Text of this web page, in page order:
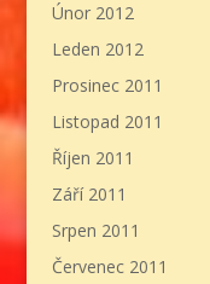
Únor 2012
Leden 2012
Prosinec 2011
Listopad 2011
Říjen 2011
Září 2011
Srpen 2011
Červenec 2011